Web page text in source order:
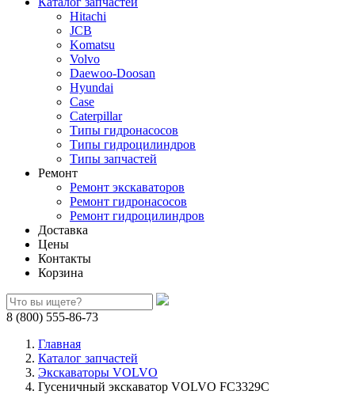
Hitachi
JCB
Komatsu
Volvo
Daewoo-Doosan
Hyundai
Case
Caterpillar
Типы гидронасосов
Типы гидроцилиндров
Типы запчастей
Ремонт
Ремонт экскаваторов
Ремонт гидронасосов
Ремонт гидроцилиндров
Доставка
Цены
Контакты
Корзина
8 (800) 555-86-73
Главная
Каталог запчастей
Экскаваторы VOLVO
Гусеничный экскаватор VOLVO FC3329C